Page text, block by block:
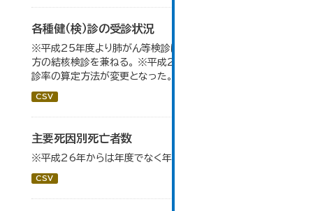
各種健（検）診の受診状況
※平成25年度より肺がん等検診については65歳以上の
方の結核検診を兼ねる。 ※平成28年度分よりがん検診受
診率の算定方法が変更となった。
CSV
主要死因別死亡者数
※平成26年からは年度でなく年単位で算出している。
CSV